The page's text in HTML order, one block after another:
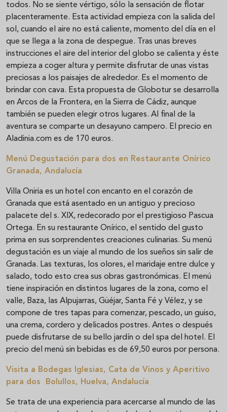
todos. No se siente vértigo, sólo la sensación de flotar
placenteramente. Esta actividad empieza con la salida del
sol, cuando el aire no está caliente, momento del día en el
que se llega a la zona de despegue. Tras unas breves
instrucciones el aire del interior del globo se calienta y éste
empieza a coger altura y permite disfrutar de unas vistas
preciosas a los paisajes de alrededor. Es el momento de
brindar con cava. Esta propuesta de Globotur se desarrolla
en Arcos de la Frontera, en la Sierra de Cádiz, aunque
también se pueden elegir otros lugares. Al final de la
aventura se comparte un desayuno campero. El precio en
Aladinia.com es de 170 euros.
Menú Degustación para dos en Restaurante Onírico 
Granada, Andalucía
Villa Oniria es un hotel con encanto en el corazón de
Granada que está asentado en un antiguo y precioso
palacete del s. XIX, redecorado por el prestigioso Pascua
Ortega. En su restaurante Onírico, el sentido del gusto
prima en sus sorprendentes creaciones culinarias. Su menú
degustación es un viaje al mundo de los sueños sin salir de
Granada. Las texturas, los olores, el maridaje entre dulce y
salado, todo esto crea sus obras gastronómicas. El menú
tiene inspiración en distintos lugares de la zona, como el
valle, Baza, las Alpujarras, Güéjar, Santa Fé y Vélez, y se
compone de tres tapas para comenzar, pescado, un guiso,
una crema, cordero y delicados postres. Antes o después
puede disfrutarse de su bello jardín o del spa del hotel. El
precio del menú sin bebidas es de 69,50 euros por persona.
Visita a Bodegas Iglesias, Cata de Vinos y Aperitivo
para dos  Bolullos, Huelva, Andalucía
Se trata de una experiencia para acercarse al mundo de las